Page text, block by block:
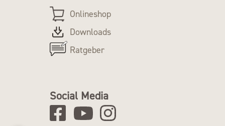
Onlineshop
Downloads
Ratgeber
Social Media